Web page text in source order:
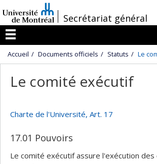
au
contenu
/
Secrétariat général
Menu
Accueil Documents officiels Statuts Le
Le comité exécutif
Charte de l'Université, Art. 17
17.01 Pouvoirs
Le comité exécutif assure l'exécution des